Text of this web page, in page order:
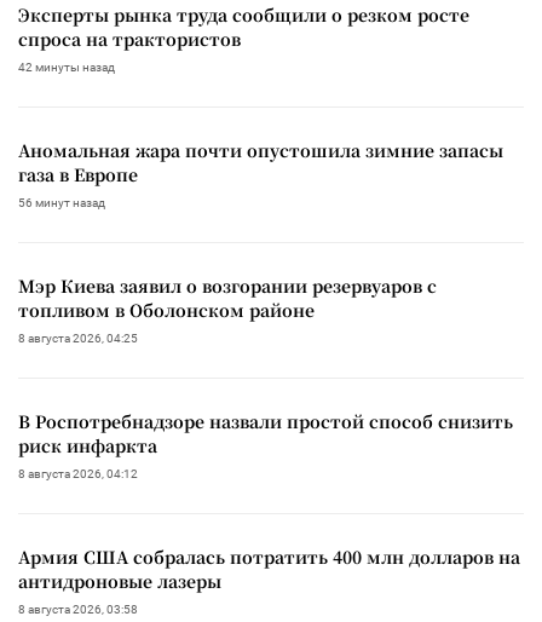
Эксперты рынка труда сообщили о резком росте
спроса на трактористов
42 минуты назад
Аномальная жара почти опустошила зимние запасы
газа в Европе
56 минут назад
Мэр Киева заявил о возгорании резервуаров с
топливом в Оболонском районе
8 августа 2026, 04:25
В Роспотребнадзоре назвали простой способ снизить
риск инфаркта
8 августа 2026, 04:12
Армия США собралась потратить 400 млн долларов на
антидроновые лазеры
8 августа 2026, 03:58